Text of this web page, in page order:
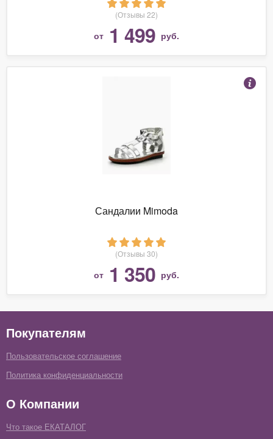
(Отзывы 22)
от 1 499 руб.
Сандалии Mimoda
(Отзывы 30)
от 1 350 руб.
Покупателям
Пользовательское соглашение
Политика конфиденциальности
О Компании
Что такое ЕКАТАЛОГ